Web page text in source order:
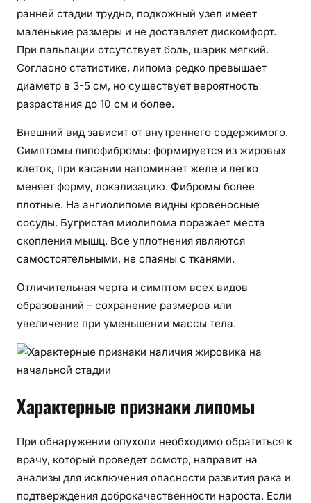
и
а
н
ь
о
й
ранней стадии трудно, подкожный узел имеет
маленькие размеры и не доставляет дискомфорт.
При пальпации отсутствует боль, шарик мягкий.
Согласно статистике, липома редко превышает
диаметр в 3-5 см, но существует вероятность
разрастания до 10 см и более.
Внешний вид зависит от внутреннего содержимого.
Симптомы липофибромы: формируется из жировых
клеток, при касании напоминает желе и легко
меняет форму, локализацию. Фибромы более
плотные. На ангиолипоме видны кровеносные
сосуды. Бугристая миолипома поражает места
скопления мышц. Все уплотнения являются
самостоятельными, не спаяны с тканями.
Отличительная черта и симптом всех видов
образований – сохранение размеров или
увеличение при уменьшении массы тела.
Характерные признаки липомы
При обнаружении опухоли необходимо обратиться к
врачу, который проведет осмотр, направит на
анализы для исключения опасности развития рака и
подтверждения доброкачественности нароста. Если